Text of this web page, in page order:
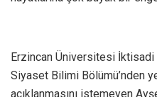
Erzincan Üniversitesi
Siyaset Bilimi Bölümü’nden
açıklanmasını istemeyen